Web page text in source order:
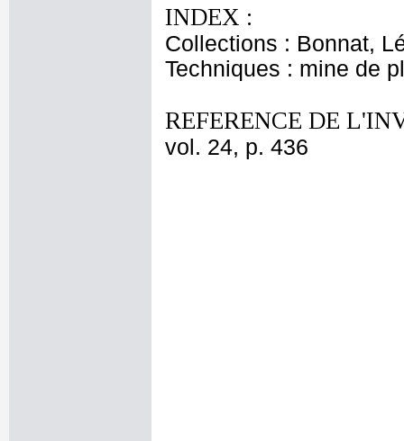
INDEX :
Collections : Bonnat,
Techniques : mine de
REFERENCE DE
vol. 24, p. 436